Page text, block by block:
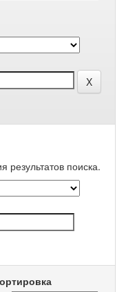
результатов поиска.